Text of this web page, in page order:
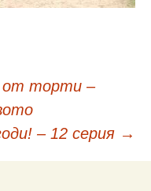
от торти –
– 12 серия →